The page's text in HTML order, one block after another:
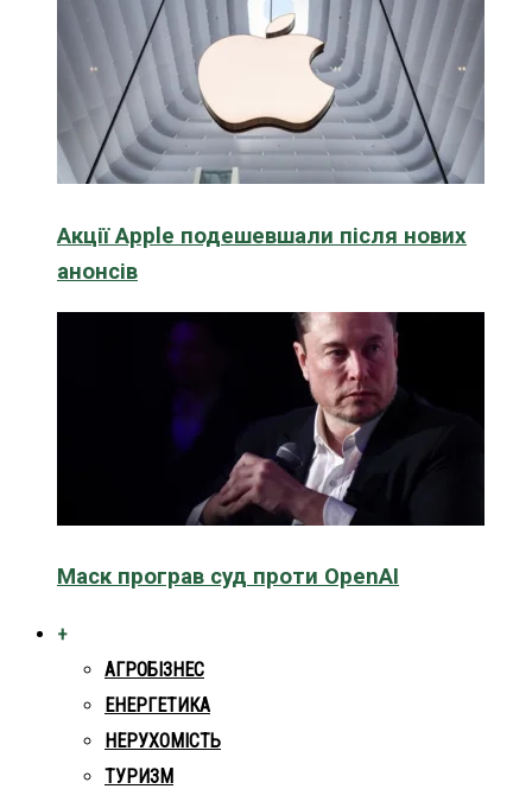
Акції Apple подешевшали після нових
анонсів
Маск програв суд проти OpenAI
+
АГРОБІЗНЕС
ЕНЕРГЕТИКА
НЕРУХОМІСТЬ
ТУРИЗМ